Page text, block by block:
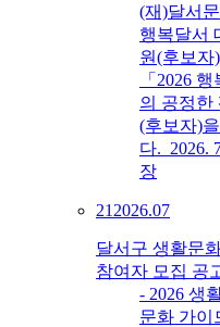
(재)달서
행복달서
원(후보자
「2026
의 공정한
(후보자)
다. 2026.
장
21 2026.07
달서구 생활문
참여자 모집 공
- 2026 생
문화 가이